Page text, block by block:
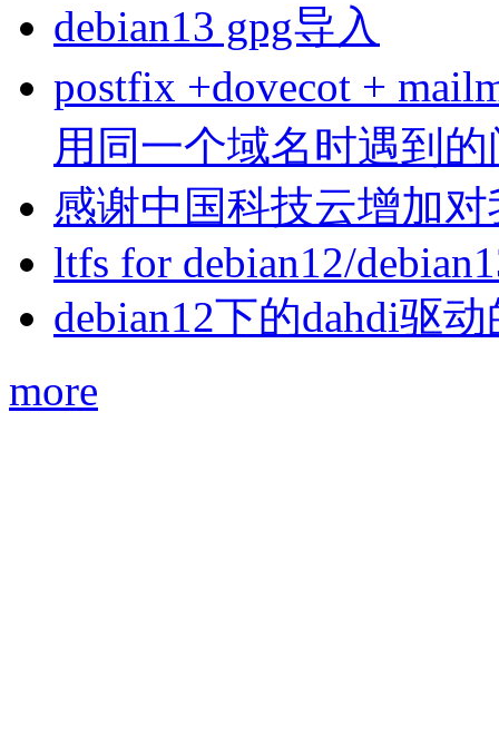
debian13 gpg导入
postfix +dovecot +
用同一个域名时遇到
感谢中国科技云增加
ltfs for debian12/
debian12下的dahdi驱动
more